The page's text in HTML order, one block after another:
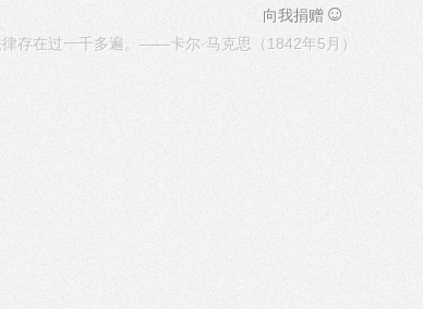
向我捐赠☺
存在过一千多遍。——卡尔·马克思（1842年5月）